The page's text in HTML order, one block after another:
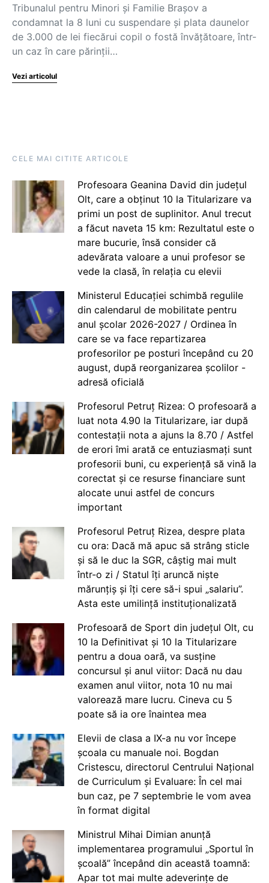
Tribunalul pentru Minori şi Familie Brașov a
condamnat la 8 luni cu suspendare și plata daunelor
de 3.000 de lei fiecărui copil o fostă învățătoare, într-
un caz în care părinții…
Vezi articolul
CELE MAI CITITE ARTICOLE
Profesoara Geanina David din județul
Olt, care a obținut 10 la Titularizare va
primi un post de suplinitor. Anul trecut
a făcut naveta 15 km: Rezultatul este o
mare bucurie, însă consider că
adevărata valoare a unui profesor se
vede la clasă, în relația cu elevii
Ministerul Educației schimbă regulile
din calendarul de mobilitate pentru
anul școlar 2026-2027 / Ordinea în
care se va face repartizarea
profesorilor pe posturi începând cu 20
august, după reorganizarea școlilor -
adresă oficială
Profesorul Petruț Rizea: O profesoară a
luat nota 4.90 la Titularizare, iar după
contestații nota a ajuns la 8.70 / Astfel
de erori îmi arată ce entuziasmați sunt
profesorii buni, cu experiență să vină la
corectat și ce resurse financiare sunt
alocate unui astfel de concurs
important
Profesorul Petruț Rizea, despre plata
cu ora: Dacă mă apuc să strâng sticle
și să le duc la SGR, câștig mai mult
într-o zi / Statul îți aruncă niște
mărunțiș și îți cere să-i spui „salariu”.
Asta este umilință instituționalizată
Profesoară de Sport din județul Olt, cu
10 la Definitivat și 10 la Titularizare
pentru a doua oară, va susține
concursul și anul viitor: Dacă nu dau
examen anul viitor, nota 10 nu mai
valorează mare lucru. Cineva cu 5
poate să ia ore înaintea mea
Elevii de clasa a IX-a nu vor începe
școala cu manuale noi. Bogdan
Cristescu, directorul Centrului Național
de Curriculum și Evaluare: În cel mai
bun caz, pe 7 septembrie le vom avea
în format digital
Ministrul Mihai Dimian anunță
implementarea programului „Sportul în
școală” începând din această toamnă:
Apar tot mai multe adeverințe de